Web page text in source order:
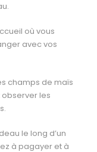
où vous
avec vos
champs de maïs
les
le long d’un
à pagayer et à